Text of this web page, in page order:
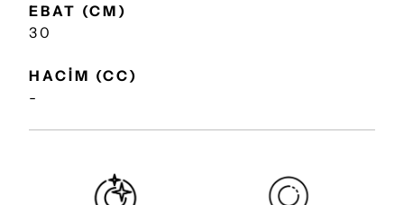
EBAT (CM)
30
HACİM (CC)
-